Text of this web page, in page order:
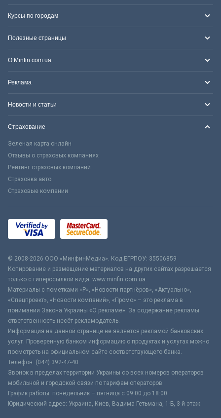
Курсы по городам
Полезные страницы
О Minfin.com.ua
Реклама
Новости и статьи
Страхование
Зеленая карта онлайн
Отзывы о страховых компаниях
Рейтинг страховых компаний
Страховка авто
Страховые компании
© 2008-2026 ООО «МинфинМедиа». Код ЕГРПОУ: 35506859
Копирование и размещение материалов на других сайтах разрешается
только с гиперссылкой вида: www.minfin.com.ua
Материалы с пометками «Р», «Новости партнёров», «Актуально»,
«Спецпроект», «Новости компаний», «Промо» – это реклама в
понимании Закона Украины «О рекламе». За содержание рекламы
ответственность несёт рекламодатель.
Информация на данной странице не является рекламой банковских
услуг. Проверенную банком информацию о продуктах и услугах можно
посмотреть на официальном сайте соответствующего банка.
Телефон: (044) 392-47-40
Звонок в пределах территории Украины со всех номеров операторов
мобильной и городской связи по тарифам операторов
График работы: понедельник – пятница с 09:00 до 18:00
Юридический адрес: Украина, Киев, Вадима Гетьмана, 1-Б, 3-й этаж